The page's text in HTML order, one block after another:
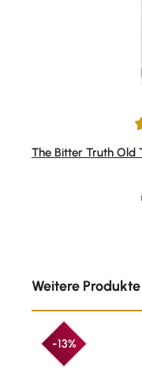
Durchschnittliche
The Bitter Truth Old
Weitere
-13%